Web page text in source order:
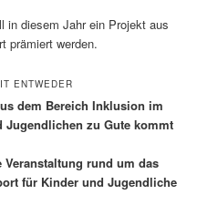
in diesem Jahr ein Projekt aus
prämiert werden.
ENTWEDER
dem Bereich Inklusion im
zu Gute kommt
rund um das
für Kinder und Jugendliche